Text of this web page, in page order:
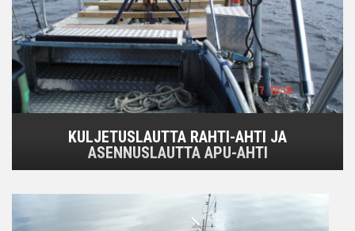
KULJETUSLAUTTA RAHTI-AHTI JA
ASENNUSLAUTTA APU-AHTI